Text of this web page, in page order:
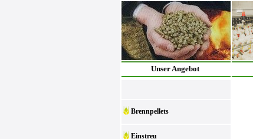
Unser Angebot
Brennpellets
Einstreu